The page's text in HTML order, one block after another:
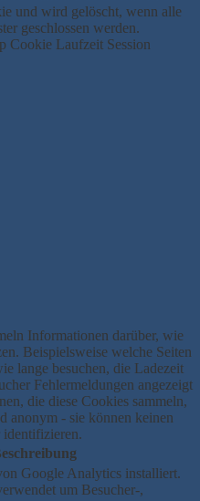
und wird gelöscht, wenn alle
geschlossen werden.
Cookie Laufzeit Session
Informationen darüber, wie
Beispielsweise welche Seiten
lange besuchen, die Ladezeit
Fehlermeldungen angezeigt
die diese Cookies sammeln,
anonym - sie können keinen
identifizieren.
Google Analytics installiert.
um Besucher-,